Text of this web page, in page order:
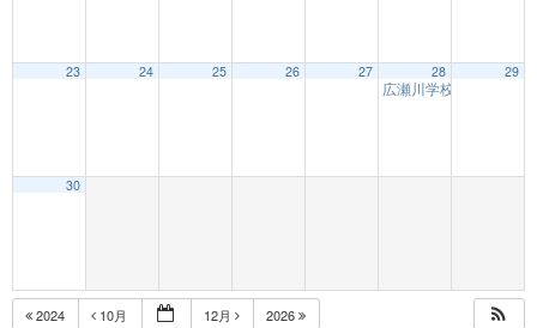
23 24 25 26 27 28
広瀬川学校 仙台の水
29
30
2024 10月 12月 2026